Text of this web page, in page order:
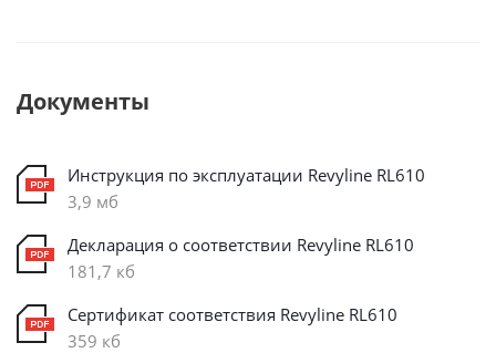
Документы
Инструкция по эксплуатации Revyline RL610
3,9 мб
Декларация о соответствии Revyline RL610
181,7 кб
Cертификат соответствия Revyline RL610
359 кб